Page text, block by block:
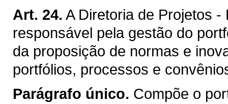
Art. 24. A Diretoria de Projetos
responsável pela gestão do
da proposição de normas e
portfólios, processos e
Parágrafo único. Compõe o